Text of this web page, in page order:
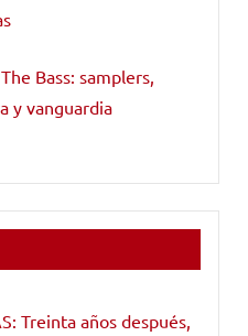
Bass: samplers,
y vanguardia
Treinta años después,